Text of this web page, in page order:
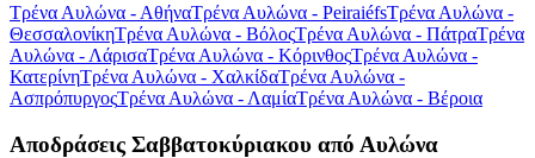
Τρένα Αυλώνα - ΑθήναΤρένα Αυλώνα - PeiraiéfsΤρένα Αυλώνα -
ΘεσσαλονίκηΤρένα Αυλώνα - ΒόλοςΤρένα Αυλώνα - ΠάτραΤρένα
Αυλώνα - ΛάρισαΤρένα Αυλώνα - ΚόρινθοςΤρένα Αυλώνα -
ΚατερίνηΤρένα Αυλώνα - ΧαλκίδαΤρένα Αυλώνα -
ΑσπρόπυργοςΤρένα Αυλώνα - ΛαμίαΤρένα Αυλώνα - Βέροια
Αποδράσεις Σαββατοκύριακου από Αυλώνα